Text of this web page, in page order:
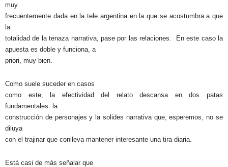
muy
frecuentemente dada en la tele argentina en la que se acostumbra a que
la
totalidad de la tenaza narrativa, pase por las relaciones.
En este caso la
apuesta es doble y funciona, a
priori, muy bien.
Como suele suceder en casos
como este, la efectividad del relato descansa en dos patas
fundamentales: la
construcción de personajes y la solides narrativa que, esperemos, no se
diluya
con el trajinar que conlleva mantener interesante una tira diaria.
Está casi de más señalar que